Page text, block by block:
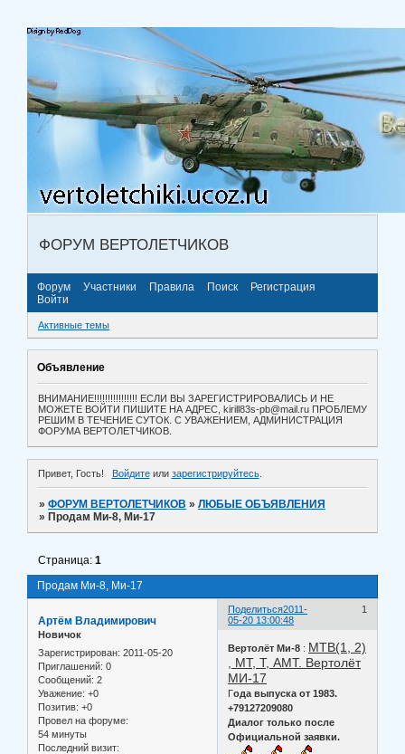
ФОРУМ ВЕРТОЛЕТЧИКОВ
Форум Участники Правила Поиск
Регистрация
Войти
Активные темы
Объявление
ВНИМАНИЕ!!!!!!!!!!!!!!!! ЕСЛИ ВЫ ЗАРЕГИСТРИРОВАЛИСЬ И НЕ
МОЖЕТЕ ВОЙТИ ПИШИТЕ НА АДРЕС, kirill83s-pb@mail.ru ПРОБЛЕМУ
РЕШИМ В ТЕЧЕНИЕ СУТОК. С УВАЖЕНИЕМ, АДМИНИСТРАЦИЯ
ФОРУМА ВЕРТОЛЕТЧИКОВ.
Привет, Гость! Войдитеили зарегистрируйтесь.
»ФОРУМ ВЕРТОЛЕТЧИКОВ »ЛЮБЫЕ ОБЪЯВЛЕНИЯ
» Продам Ми-8, Ми-17
Продам Ми-8, Ми-17
Страница:1
Поделиться 1
2011-
05-20 13:00:48
Артём Владимирович
Новичок
Зарегистрирован: 2011-05-20
Приглашений: 0
Сообщений: 2
Уважение: +0
Позитив: +0
Провел на форуме:
54 минуты
Последний визит:
Вертолёт Ми-8 : МТВ(1, 2)
, МТ, Т, АМТ. Вертолёт
МИ-17
Года выпуска от 1983.
+79127209080
Диалог только после
Официальной заявки.